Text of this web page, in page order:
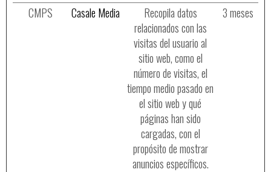
CMPS Casale Media
Recopila datos
relacionados con las
visitas del usuario al
sitio web, como el
número de visitas, el
tiempo medio pasado en
el sitio web y qué
páginas han sido
cargadas, con el
propósito de mostrar
anuncios específicos.
3 meses